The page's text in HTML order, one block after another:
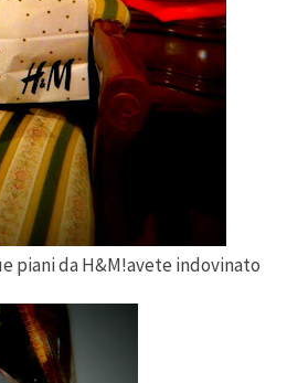
piani da H&M!avete indovinato